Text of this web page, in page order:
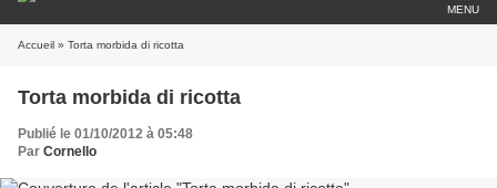
MENU
Accueil » Torta morbida di ricotta
Torta morbida di ricotta
Publié le 01/10/2012 à 05:48
Par Cornello